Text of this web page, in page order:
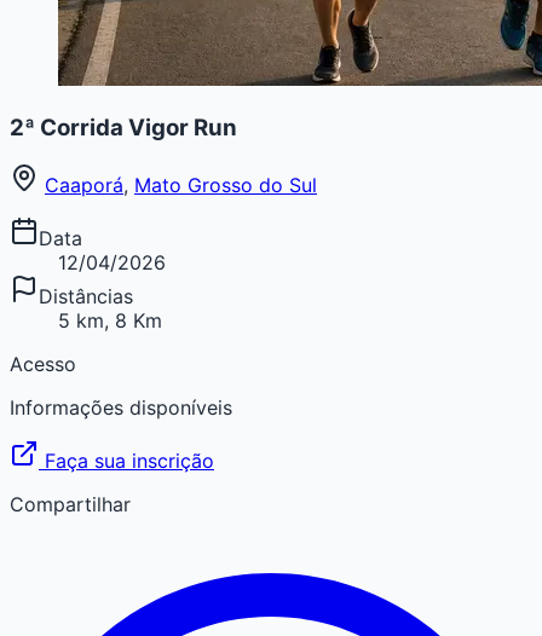
2ª Corrida Vigor Run
Caaporá, Mato Grosso do Sul
Data
12/04/2026
Distâncias
5 km, 8 Km
Acesso
Informações disponíveis
Faça sua inscrição
Compartilhar